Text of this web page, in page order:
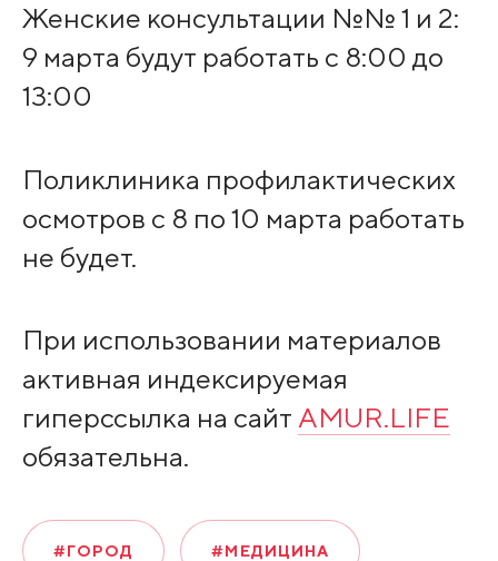
Женские консультации №№ 1 и 2:
9 марта будут работать с 8:00 до
13:00
Поликлиника профилактических
осмотров с 8 по 10 марта работать
не будет.
При использовании материалов
активная индексируемая
гиперссылка на сайт AMUR.LIFE
обязательна.
#ГОРОД #МЕДИЦИНА